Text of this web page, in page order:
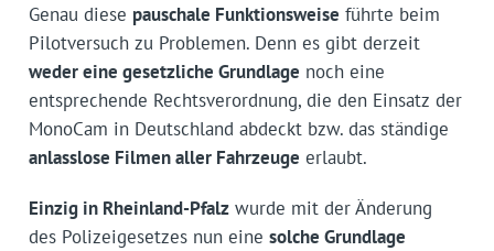
Genau diese pauschale Funktionsweise führte beim
Pilotversuch zu Problemen. Denn es gibt derzeit
weder eine gesetzliche Grundlage noch eine
entsprechende Rechtsverordnung, die den Einsatz der
MonoCam in Deutschland abdeckt bzw. das ständige
anlasslose Filmen aller Fahrzeuge erlaubt.
Einzig in Rheinland-Pfalzwurde mit der Änderung
des Polizeigesetzes nun eine solche Grundlage